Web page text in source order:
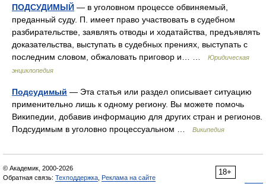
ПОДСУДИМЫЙ — в уголовном процессе обвиняемый,
преданный суду. П. имеет право участвовать в судебном
разбирательстве, заявлять отводы и ходатайства, предъявлять
доказательства, выступать в судебных прениях, выступать с
последним словом, обжаловать приговор и… …
Юридическая
энциклопедия
Подсудимый — Эта статья или раздел описывает ситуацию
применительно лишь к одному региону. Вы можете помочь
Википедии, добавив информацию для других стран и регионов.
Подсудимым в уголовно процессуальном …
Википедия
18+
© Академик, 2000-2026
Обратная связь: Техподдержка Реклама на сайте